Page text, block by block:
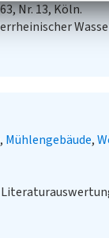
Nr. 13, Köln.
Mühlengebäude